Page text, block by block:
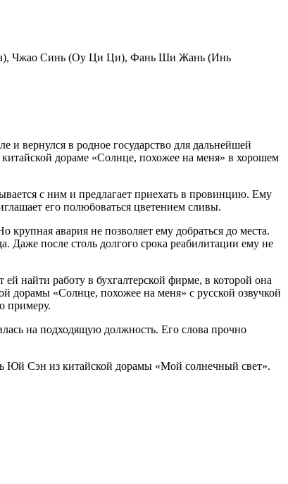
Чжао Синь (Оу Ци Ци), Фань Ши Жань (Инь
вернулся в родное государство для дальнейшей
дораме «Солнце, похожее на меня» в хорошем
с ним и предлагает приехать в провинцию. Ему
его полюбоваться цветением сливы.
авария не позволяет ему добраться до места.
Даже после столь долгого срока реабилитации ему не
найти работу в бухгалтерской фирме, в которой она
дорамы «Солнце, похожее на меня» с русской озвучкой
примеру.
на подходящую должность. Его слова прочно
Юй Сэн из китайской дорамы «Мой солнечный свет».